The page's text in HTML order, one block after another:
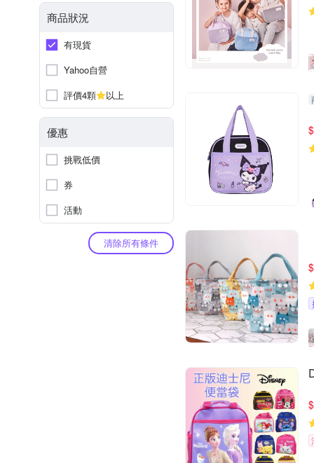
商品狀況
有現貨
Yahoo自營
評價4顆
以上
優惠
挑戰低價
券
活動
清除所有條件
$
$
$